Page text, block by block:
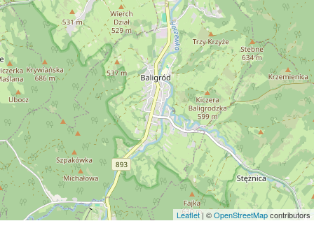
Leaflet| ©OpenStreetMapcontributors